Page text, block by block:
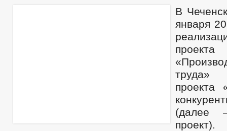
В
января
проекта
труда»
проекта
(далее